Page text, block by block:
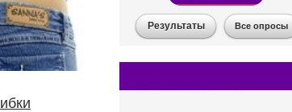
Результаты Все опросы